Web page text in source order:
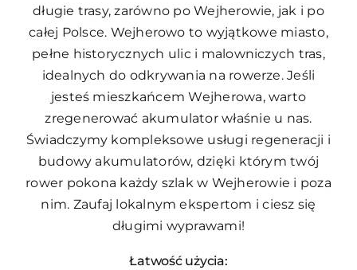
długie trasy, zarówno po Wejherowie, jak i po
całej Polsce. Wejherowo to wyjątkowe miasto,
pełne historycznych ulic i malowniczych tras,
idealnych do odkrywania na rowerze. Jeśli
jesteś mieszkańcem Wejherowa, warto
zregenerować akumulator właśnie u nas.
Świadczymy kompleksowe usługi regeneracji i
budowy akumulatorów, dzięki którym twój
rower pokona każdy szlak w Wejherowie i poza
nim. Zaufaj lokalnym ekspertom i ciesz się
długimi wyprawami!
Łatwość użycia: